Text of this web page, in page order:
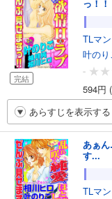
完結
っ！！
TLマ
叶のり
-
594円
あらすじを表示する
あぁ
す...
TLマ